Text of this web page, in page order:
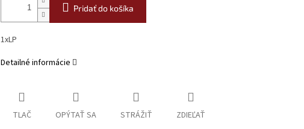
Pridať do košíka
1xLP
Detailné informácie
TLAČ OPÝTAŤ SA STRÁŽIŤ ZDIEĽAŤ